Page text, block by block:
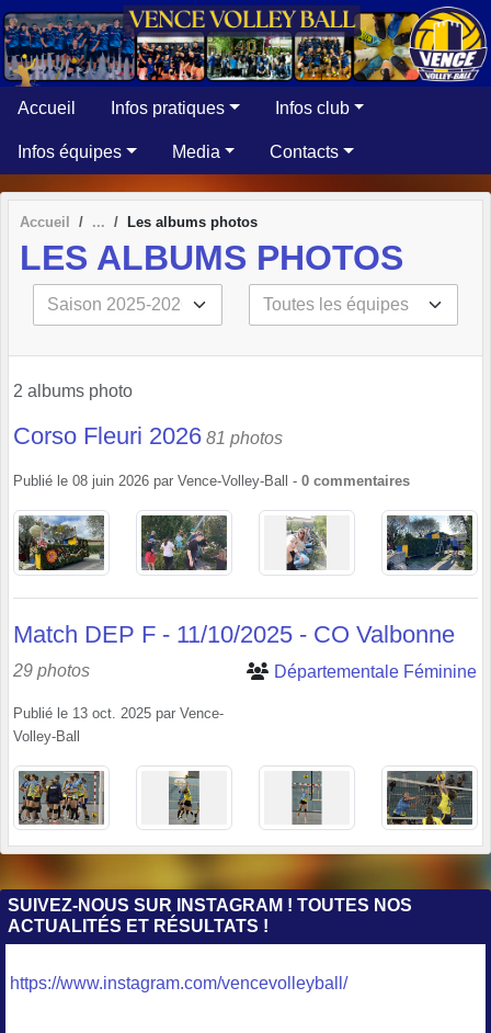
Accueil Infos pratiques Infos club
Infos équipes Media Contacts
Accueil Les albums photos
LES ALBUMS PHOTOS
2 albums photo
Corso Fleuri 2026 81 photos
Publié le 08 juin 2026 par Vence-Volley-Ball - 0 commentaires
Match DEP F - 11/10/2025 - CO Valbonne
29 photos Départementale Féminine
Publié le 13 oct. 2025 par Vence-
Volley-Ball
SUIVEZ-NOUS SUR INSTAGRAM ! TOUTES NOS
ACTUALITÉS ET RÉSULTATS !
https://www.instagram.com/vencevolleyball/
Panneau de gestion des cookies